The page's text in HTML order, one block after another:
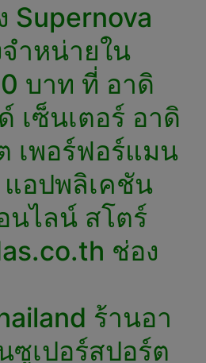
Supernova
ำหน่ายใน
บาท ที่ อาดิ
เซ็นเตอร์ อาดิ
เพอร์ฟอร์แมน
อปพลิเคชัน
นไลน์ สโตร์
ช่อง
ร้านอา
ซูเปอร์สปอร์ต